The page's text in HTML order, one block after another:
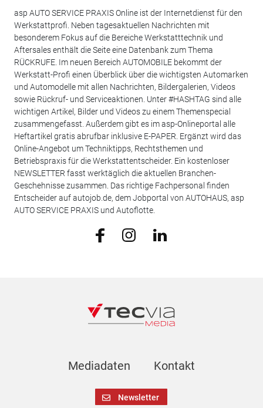
asp AUTO SERVICE PRAXIS Online ist der Internetdienst für den
Werkstattprofi. Neben tagesaktuellen Nachrichten mit
besonderem Fokus auf die Bereiche Werkstatttechnik und
Aftersales enthält die Seite eine Datenbank zum Thema
RÜCKRUFE. Im neuen Bereich AUTOMOBILE bekommt der
Werkstatt-Profi einen Überblick über die wichtigsten Automarken
und Automodelle mit allen Nachrichten, Bildergalerien, Videos
sowie Rückruf- und Serviceaktionen. Unter #HASHTAG sind alle
wichtigen Artikel, Bilder und Videos zu einem Themenspecial
zusammengefasst. Außerdem gibt es im asp-Onlineportal alle
Heftartikel gratis abrufbar inklusive E-PAPER. Ergänzt wird das
Online-Angebot um Techniktipps, Rechtsthemen und
Betriebspraxis für die Werkstattentscheider. Ein kostenloser
NEWSLETTER fasst werktäglich die aktuellen Branchen-
Geschehnisse zusammen. Das richtige Fachpersonal finden
Entscheider auf autojob.de, dem Jobportal von AUTOHAUS, asp
AUTO SERVICE PRAXIS und Autoflotte.
Mediadaten Kontakt
Newsletter